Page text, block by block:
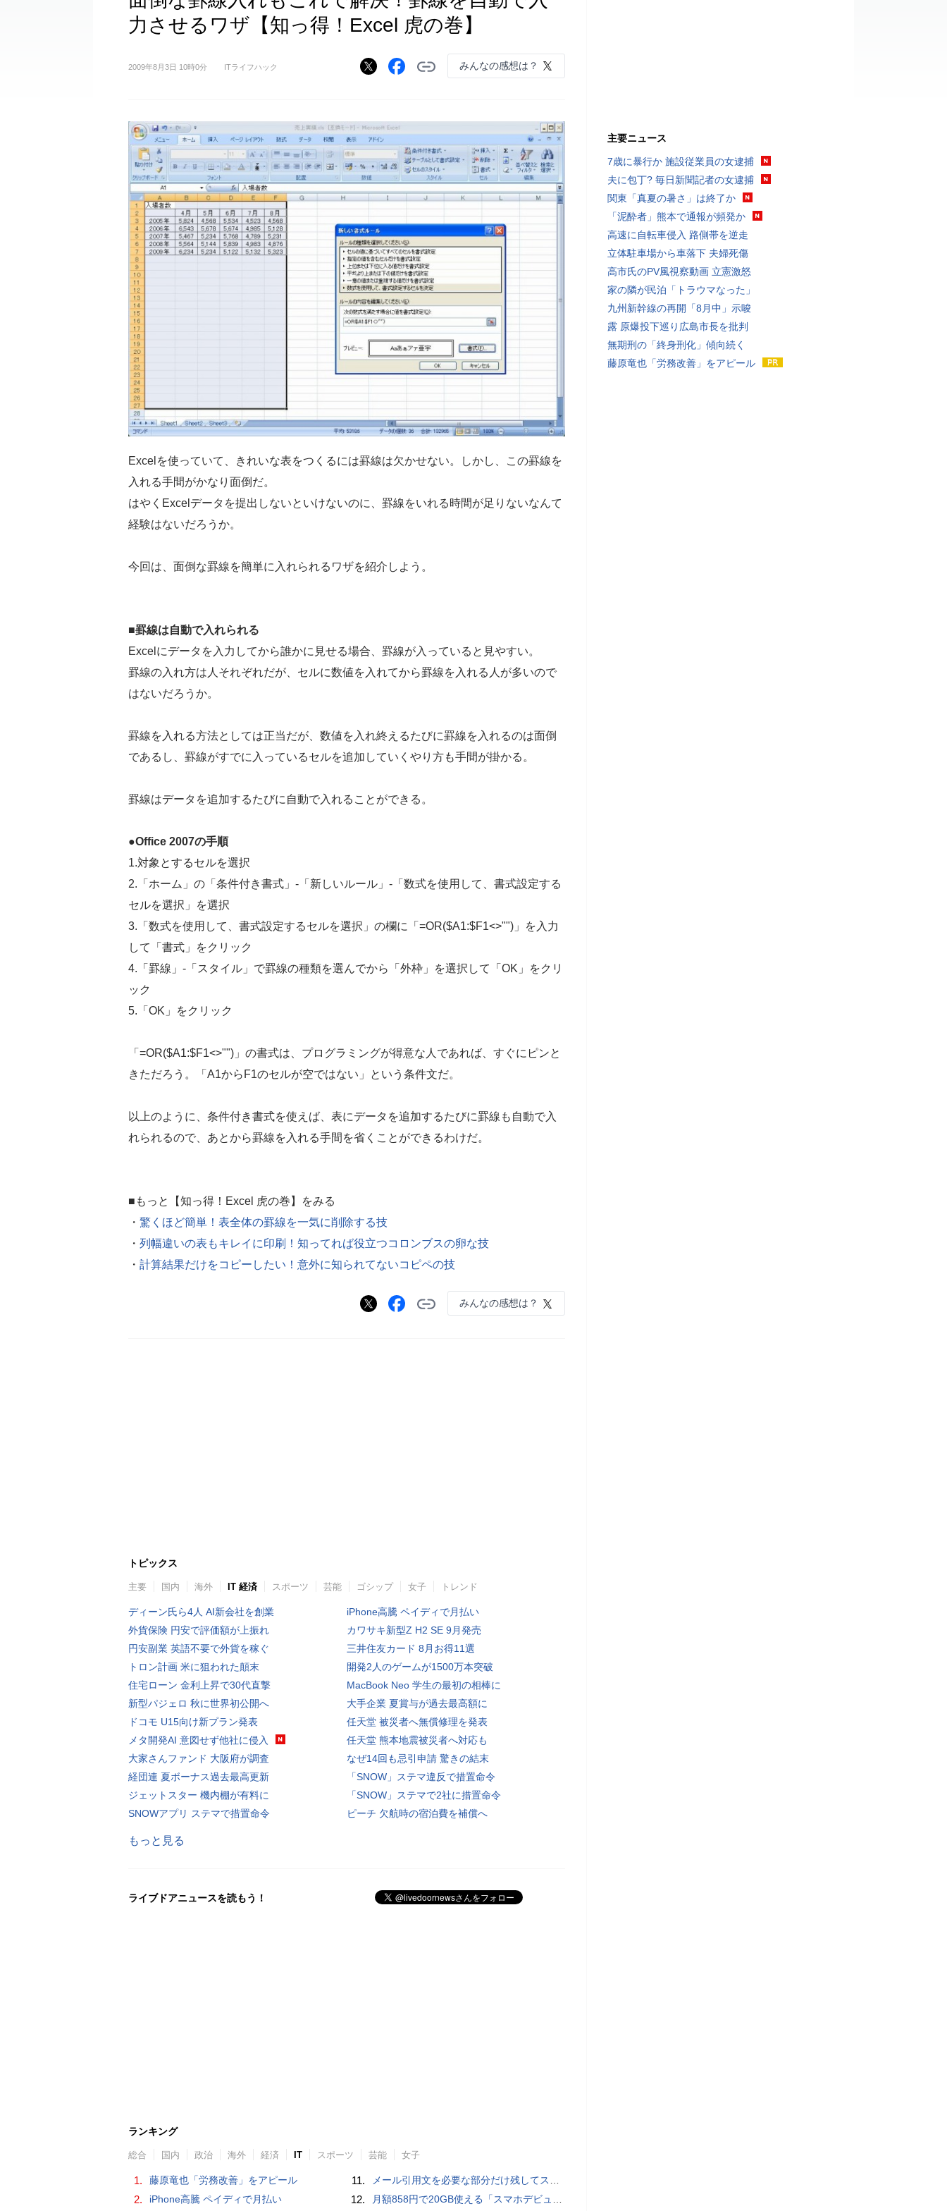
力させるワザ【知っ得！Excel 虎の巻】
2009年8月3日 10時0分 ITライフハック みんなの感想は？
Excelを使っていて、きれいな表をつくるには罫線は欠かせない。しかし、この罫線を
入れる手間がかなり面倒だ。
はやくExcelデータを提出しないといけないのに、罫線をいれる時間が足りないなんて
経験はないだろうか。
今回は、面倒な罫線を簡単に入れられるワザを紹介しよう。
■罫線は自動で入れられる
Excelにデータを入力してから誰かに見せる場合、罫線が入っていると見やすい。
罫線の入れ方は人それぞれだが、セルに数値を入れてから罫線を入れる人が多いので
はないだろうか。
罫線を入れる方法としては正当だが、数値を入れ終えるたびに罫線を入れるのは面倒
であるし、罫線がすでに入っているセルを追加していくやり方も手間が掛かる。
罫線はデータを追加するたびに自動で入れることができる。
●Office 2007の手順
1.対象とするセルを選択
2.「ホーム」の「条件付き書式」-「新しいルール」-「数式を使用して、書式設定する
セルを選択」を選択
3.「数式を使用して、書式設定するセルを選択」の欄に「=OR($A1:$F1<>"")」を入力
して「書式」をクリック
4.「罫線」-「スタイル」で罫線の種類を選んでから「外枠」を選択して「OK」をクリ
ック
5.「OK」をクリック
「=OR($A1:$F1<>"")」の書式は、プログラミングが得意な人であれば、すぐにピンと
きただろう。「A1からF1のセルが空ではない」という条件文だ。
以上のように、条件付き書式を使えば、表にデータを追加するたびに罫線も自動で入
れられるので、あとから罫線を入れる手間を省くことができるわけだ。
■もっと【知っ得！Excel 虎の巻】をみる
・ 驚くほど簡単！表全体の罫線を一気に削除する技
・ 列幅違いの表もキレイに印刷！知ってれば役立つコロンブスの卵な技
・ 計算結果だけをコピーしたい！意外に知られてないコピペの技
みんなの感想は？
トピックス
主要 国内 海外 IT 経済 スポーツ 芸能 ゴシップ 女子 トレンド
ディーン氏ら4人 AI新会社を創業
外貨保険 円安で評価額が上振れ
円安副業 英語不要で外貨を稼ぐ
トロン計画 米に狙われた顛末
住宅ローン 金利上昇で30代直撃
新型パジェロ 秋に世界初公開へ
ドコモ U15向け新プラン発表
メタ開発AI 意図せず他社に侵入
大家さんファンド 大阪府が調査
経団連 夏ボーナス過去最高更新
ジェットスター 機内棚が有料に
SNOWアプリ ステマで措置命令
iPhone高騰 ペイディで月払い
カワサキ新型Z H2 SE 9月発売
三井住友カード 8月お得11選
開発2人のゲームが1500万本突破
MacBook Neo 学生の最初の相棒に
大手企業 夏賞与が過去最高額に
任天堂 被災者へ無償修理を発表
任天堂 熊本地震被災者へ対応も
なぜ14回も忌引申請 驚きの結末
「SNOW」ステマ違反で措置命令
「SNOW」ステマで2社に措置命令
ピーチ 欠航時の宿泊費を補償へ
もっと見る
ライブドアニュースを読もう！
ランキング
総合 国内 政治 海外 経済 IT スポーツ 芸能 女子
1. 藤原竜也「労務改善」をアピール
2. iPhone高騰 ペイディで月払い
11. メール引用文を必要な部分だけ残してスッキリ返信するiPhoneメールの便利技：iPhone Tips
12. 月額858円で20GB使える「スマホデビュープラン U15」ドコモが提供、ahamoも割引になる親子割も
主要ニュース
7歳に暴行か 施設従業員の女逮捕
夫に包丁? 毎日新聞記者の女逮捕
関東「真夏の暑さ」は終了か
「泥酔者」熊本で通報が頻発か
高速に自転車侵入 路側帯を逆走
立体駐車場から車落下 夫婦死傷
高市氏のPV風視察動画 立憲激怒
家の隣が民泊「トラウマなった」
九州新幹線の再開「8月中」示唆
露 原爆投下巡り広島市長を批判
無期刑の「終身刑化」傾向続く
藤原竜也「労務改善」をアピール